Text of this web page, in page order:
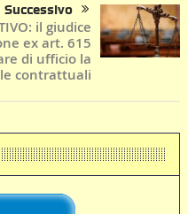
Successivo
il giudice
ex art. 615
di ufficio la
contrattuali